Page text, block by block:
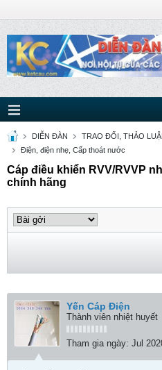
DIỄN ĐÀN
TRAO ĐỔI, THẢO
Điện, điện nhẹ, Cấp thoát nước
Cáp điều khiển RVV/RVVP
chính hãng
Yến Cáp Điện
Thành viên nhiệt huyết
Tham gia ngày: Jul